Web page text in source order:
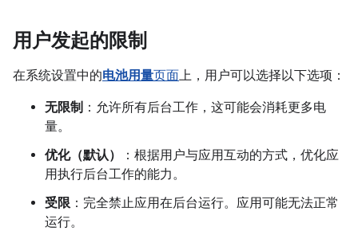
用户发起的限制
在系统设置中的电池用量页面上，用户可以选择以下选项：
无限制 ：允许所有后台工作，这可能会消耗更多电
量。
优化（默认）
：根据用户与应用互动的方式，优化应
用执行后台工作的能力。
受限：完全禁止应用在后台运行。应用可能无法正常
运行。